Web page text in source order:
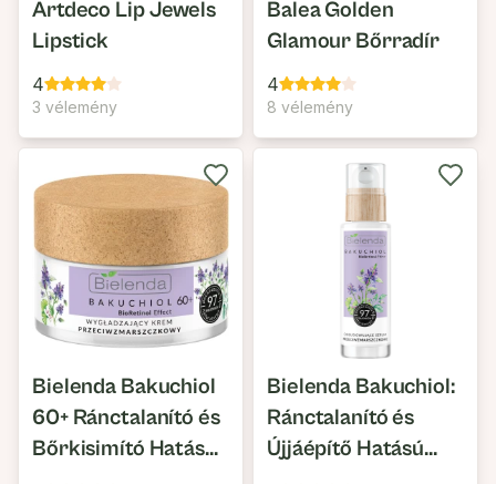
Artdeco Lip Jewels
Lipstick
4
3 vélemény
Balea Golden
Glamour Bőrradír
4
8 vélemény
Bielenda Bakuchiol
60+ Ránctalanító és
Bőrkisimító Hatású
Bielenda Bakuchiol:
Ránctalanító és
Újjáépítő Hatású